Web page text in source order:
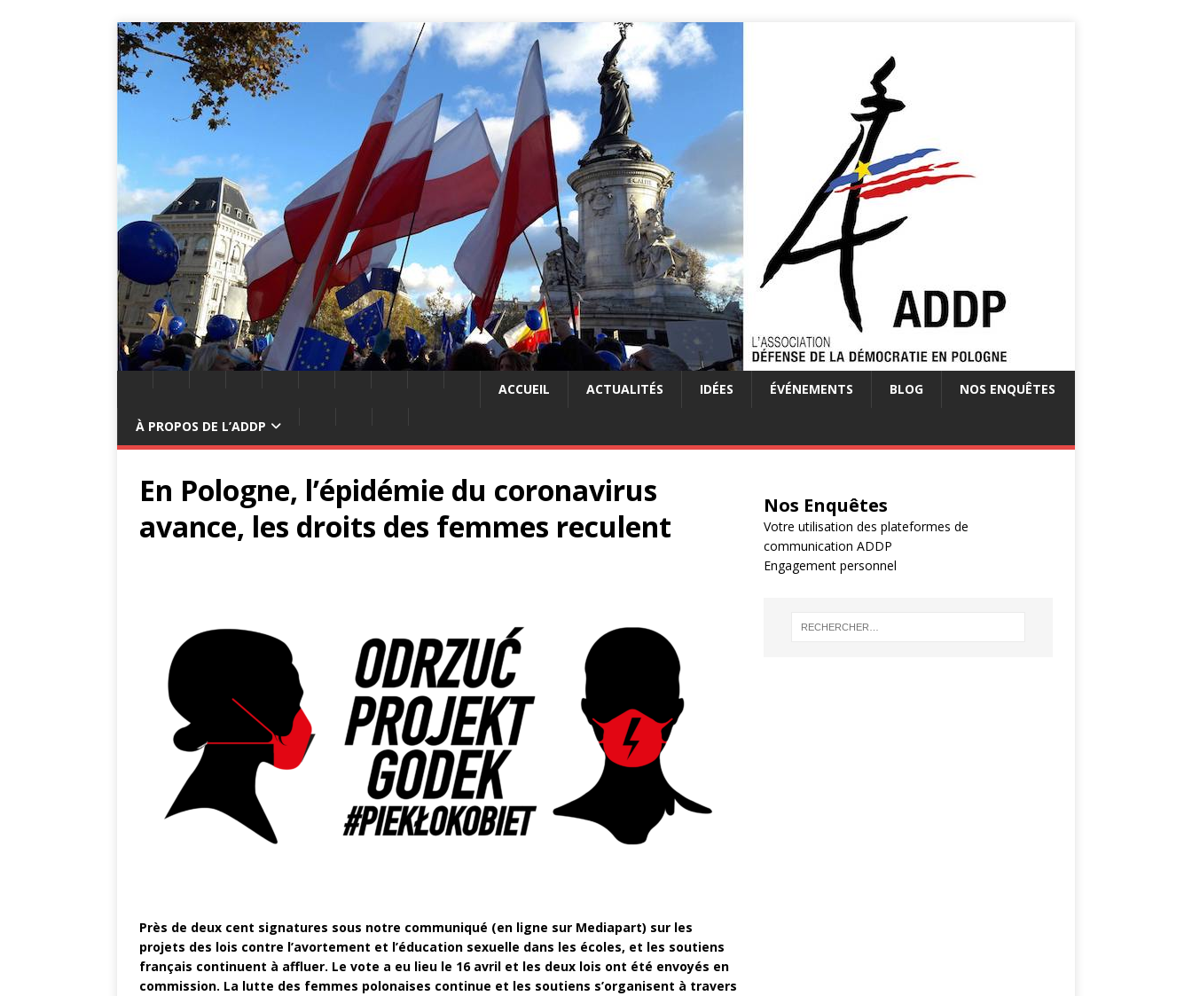
ACCUEIL ACTUALITÉS IDÉES ÉVÉNEMENTS BLOG NOS ENQUÊTES
À PROPOS DE L’ADDP
En Pologne, l’épidémie du coronavirus
avance, les droits des femmes reculent
Près de deux cent signatures sous notre communiqué (en ligne sur Mediapart) sur les
projets des lois contre l’avortement et l’éducation sexuelle dans les écoles, et les soutiens
français continuent à affluer. Le vote a eu lieu le 16 avril et les deux lois ont été envoyés en
commission. La lutte des femmes polonaises continue et les soutiens s’organisent à travers
Nos Enquêtes
Votre utilisation des plateformes de
communication ADDP
Engagement personnel